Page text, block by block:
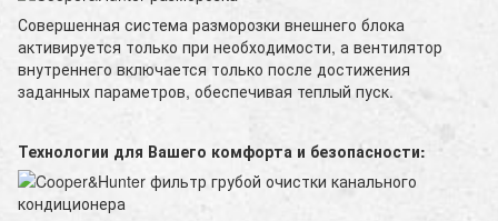
Совершенная система разморозки внешнего блока
активируется только при необходимости, а вентилятор
внутреннего включается только после достижения
заданных параметров, обеспечивая теплый пуск.
Технологии для Вашего комфорта и безопасности: